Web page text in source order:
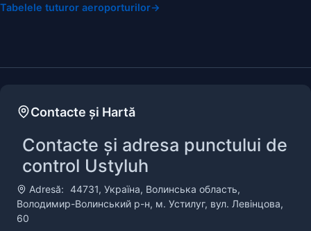
Tabelele tuturor aeroporturilor→
Contacte și Hartă
Contacte și adresa punctului de
control Ustyluh
Adresă: 44731, Україна, Волинська область,
Володимир-Волинський р-н, м. Устилуг, вул. Левінцова,
60